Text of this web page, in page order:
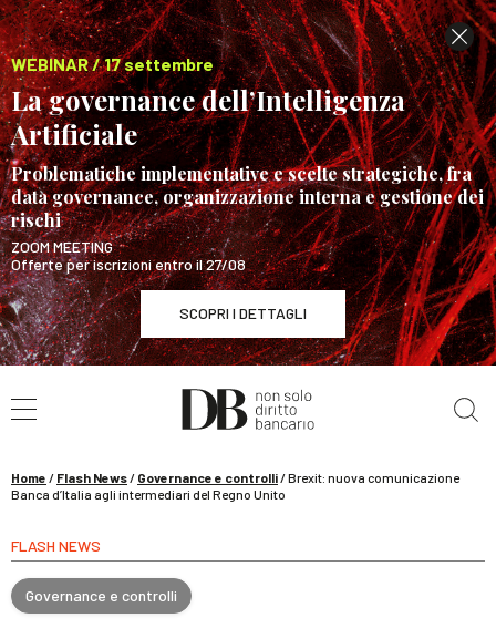
WEBINAR / 17 settembre
La governance dell’Intelligenza
Artificiale
Problematiche implementative e scelte strategiche, fra
data governance, organizzazione interna e gestione dei
rischi
ZOOM MEETING
Offerte per iscrizioni entro il 27/08
SCOPRI I DETTAGLI
WEBINAR / 17 settembre
La governance dell’Intelligenza Artificiale
Home / Flash News/ Governance e controlli/Brexit: nuova comunicazione
Banca d’Italia agli intermediari del Regno Unito
FLASH NEWS
Governance e controlli